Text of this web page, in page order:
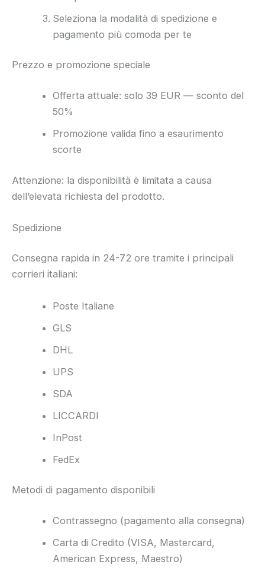
Seleziona la modalità di spedizione e
pagamento più comoda per te
Prezzo e promozione speciale
Offerta attuale: solo 39 EUR — sconto del
50%
Promozione valida fino a esaurimento
scorte
Attenzione: la disponibilità è limitata a causa
dell’elevata richiesta del prodotto.
Spedizione
Consegna rapida in 24-72 ore tramite i principali
corrieri italiani:
Poste Italiane
GLS
DHL
UPS
SDA
LICCARDI
InPost
FedEx
Metodi di pagamento disponibili
Contrassegno (pagamento alla consegna)
Carta di Credito (VISA, Mastercard,
American Express, Maestro)